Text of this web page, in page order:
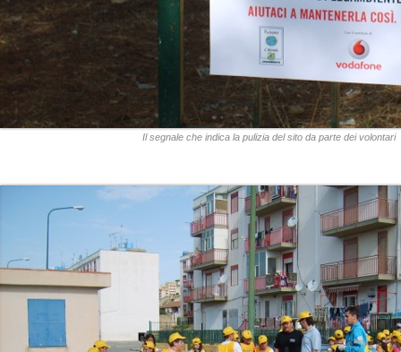
Il segnale che indica la pulizia del sito da parte dei volontari